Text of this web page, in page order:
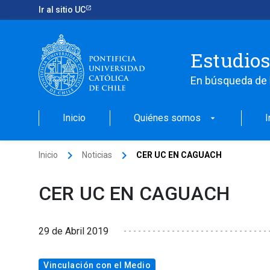
Ir al sitio UC
En búsqueda
Inicio Quiénes somos arrow_drop_down
Inicio keyboard_arrow_right Noticias keyboard_arrow_right CER UC EN CAGUACH
CER UC EN CAGUACH
29 de Abril 2019
Vinculación con el Medio